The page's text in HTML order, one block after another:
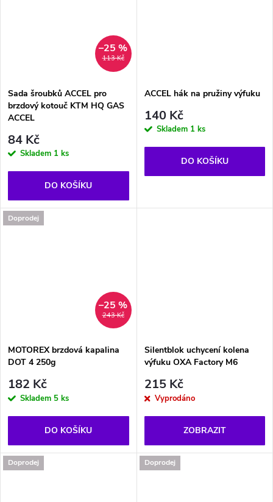
113 Kč
–25 %
Sada šroubků ACCEL pro
brzdový kotouč KTM HQ GAS
ACCEL
84 Kč
Skladem 1 ks
DO KOŠÍKU
ACCEL hák na pružiny výfuku
140 Kč
Skladem 1 ks
DO KOŠÍKU
Doprodej
243 Kč
–25 %
MOTOREX brzdová kapalina
DOT 4 250g
182 Kč
Skladem 5 ks
DO KOŠÍKU
Silentblok uchycení kolena
výfuku OXA Factory M6
215 Kč
Vyprodáno
ZOBRAZIT
Doprodej Doprodej